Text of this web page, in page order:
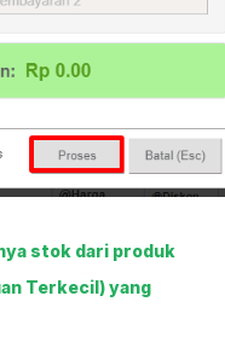
stok dari produk
Terkecil) yang